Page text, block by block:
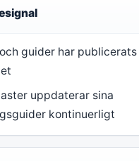
guider har
uppdaterar sina
kontinuerligt